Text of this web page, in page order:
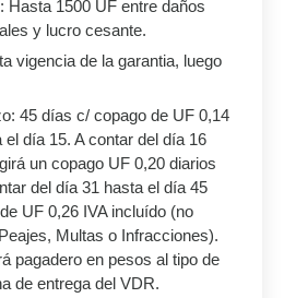
Hasta 1500 UF entre daños
y lucro cesante.
vigencia de la garantia, luego
45 días c/ copago de UF 0,14
el día 15. A contar del día 16
un copago UF 0,20 diarios
del día 31 hasta el día 45
UF 0,26 IVA incluído (no
Multas o Infracciones).
pagadero en pesos al tipo de
de entrega del VDR.